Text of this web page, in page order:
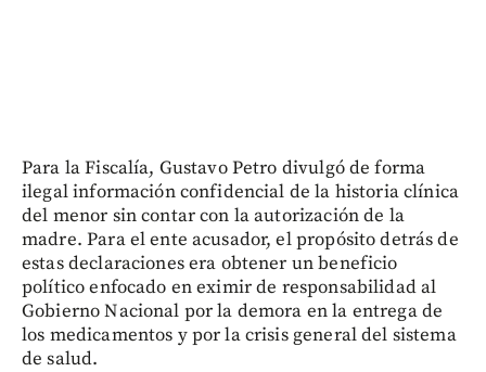
Para la Fiscalía, Gustavo Petro divulgó de forma
ilegal información confidencial de la historia clínica
del menor sin contar con la autorización de la
madre. Para el ente acusador, el propósito detrás de
estas declaraciones era obtener un beneficio
político enfocado en eximir de responsabilidad al
Gobierno Nacional por la demora en la entrega de
los medicamentos y por la crisis general del sistema
de salud.